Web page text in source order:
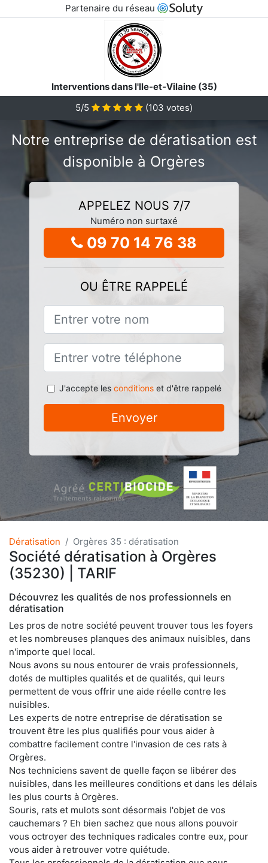
Partenaire du réseau
Interventions dans l'Ile-et-Vilaine (35)
5/5
(103 votes)
Notre entreprise de dératisation est
disponible à Orgères
APPELEZ NOUS 7/7
Numéro non surtaxé
09 70 14 76 38
OU ÊTRE RAPPELÉ
J'accepte les conditionset d'être rappelé
Envoyer
Dératisation Orgères 35 : dératisation
Société dératisation à Orgères
(35230) | TARIF
Découvrez les qualités de nos professionnels en
dératisation
Les pros de notre société peuvent trouver tous les foyers
et les nombreuses planques des animaux nuisibles, dans
n'importe quel local.
Nous avons su nous entourer de vrais professionnels,
dotés de multiples qualités et de qualités, qui leurs
permettent de vous offrir une aide réelle contre les
nuisibles.
Les experts de notre entreprise de dératisation se
trouvent être les plus qualifiés pour vous aider à
combattre facilement contre l'invasion de ces rats à
Orgères.
Nos techniciens savent de quelle façon se libérer des
nuisibles, dans les meilleures conditions et dans les délais
les plus courts à Orgères.
Souris, rats et mulots sont désormais l'objet de vos
cauchemars ? Eh bien sachez que nous allons pouvoir
vous octroyer des techniques radicales contre eux, pour
vous aider à retrouver votre quiétude.